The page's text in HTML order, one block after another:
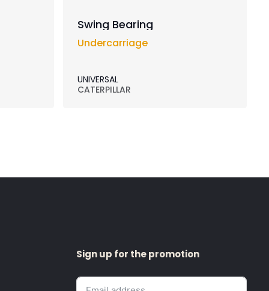
Swing Bearing
Undercarriage
UNIVERSAL
CATERPILLAR
Sign up for the promotion